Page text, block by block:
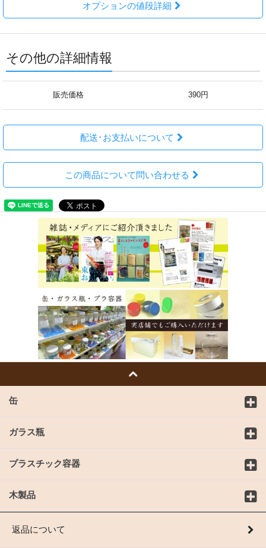
オプションの値段詳細
その他の詳細情報
販売価格 390円
配送･お支払いについて
この商品について問い合わせる
缶
ガラス瓶
プラスチック容器
木製品
返品について